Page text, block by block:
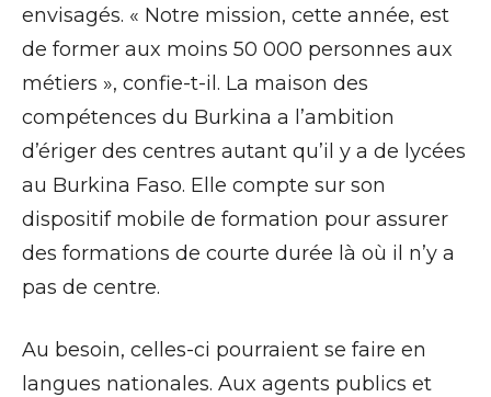
envisagés. « Notre mission, cette année, est
de former aux moins 50 000 personnes aux
métiers », confie-t-il. La maison des
compétences du Burkina a l’ambition
d’ériger des centres autant qu’il y a de lycées
au Burkina Faso. Elle compte sur son
dispositif mobile de formation pour assurer
des formations de courte durée là où il n’y a
pas de centre.
Au besoin, celles-ci pourraient se faire en
langues nationales. Aux agents publics et